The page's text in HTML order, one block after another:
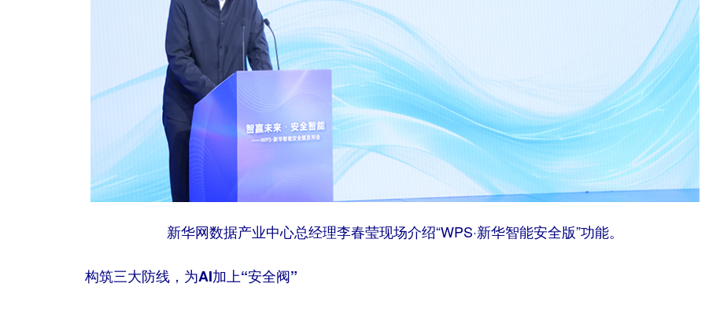
新华网数据产业中心总经理李春莹现场介绍“WPS·新华智能安全版”功能。
构筑三大防线，为AI加上“安全阀”